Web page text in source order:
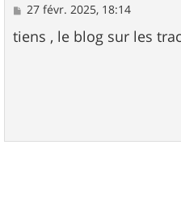
M
s
s
27 févr. 2025, 18:14
tiens , le blog sur les